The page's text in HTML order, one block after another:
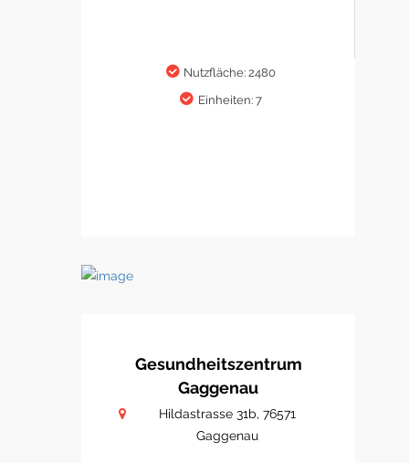
Nutzfläche: 2480
Einheiten: 7
Gesundheitszentrum
Gaggenau
Hildastrasse 31b, 76571
Gaggenau